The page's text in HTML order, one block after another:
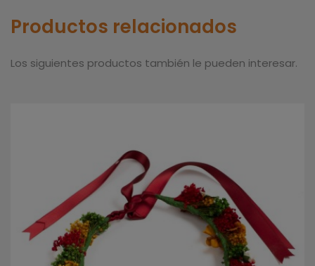
Productos relacionados
Los siguientes productos también le pueden interesar.